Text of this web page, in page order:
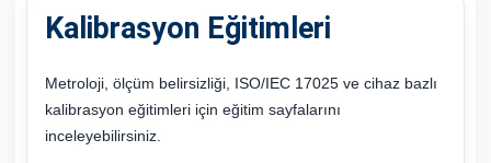
Kalibrasyon Eğitimleri
Metroloji, ölçüm belirsizliği, ISO/IEC 17025 ve cihaz bazlı
kalibrasyon eğitimleri için eğitim sayfalarını
inceleyebilirsiniz.